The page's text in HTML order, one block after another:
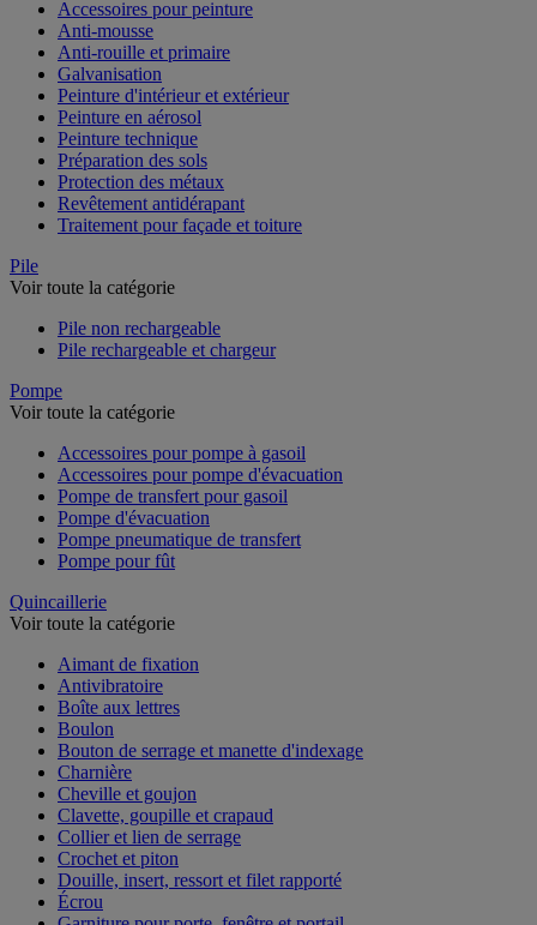
Accessoires pour peinture
Anti-mousse
Anti-rouille et primaire
Galvanisation
Peinture d'intérieur et extérieur
Peinture en aérosol
Peinture technique
Préparation des sols
Protection des métaux
Revêtement antidérapant
Traitement pour façade et toiture
Pile
Voir toute la catégorie
Pile non rechargeable
Pile rechargeable et chargeur
Pompe
Voir toute la catégorie
Accessoires pour pompe à gasoil
Accessoires pour pompe d'évacuation
Pompe de transfert pour gasoil
Pompe d'évacuation
Pompe pneumatique de transfert
Pompe pour fût
Quincaillerie
Voir toute la catégorie
Aimant de fixation
Antivibratoire
Boîte aux lettres
Boulon
Bouton de serrage et manette d'indexage
Charnière
Cheville et goujon
Clavette, goupille et crapaud
Collier et lien de serrage
Crochet et piton
Douille, insert, ressort et filet rapporté
Écrou